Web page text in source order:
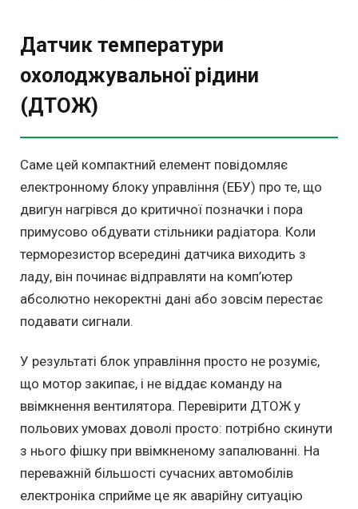
Датчик температури
охолоджувальної рідини
(ДТОЖ)
Саме цей компактний елемент повідомляє
електронному блоку управління (ЕБУ) про те, що
двигун нагрівся до критичної позначки і пора
примусово обдувати стільники радіатора. Коли
терморезистор всередині датчика виходить з
ладу, він починає відправляти на комп’ютер
абсолютно некоректні дані або зовсім перестає
подавати сигнали.
У результаті блок управління просто не розуміє,
що мотор закипає, і не віддає команду на
ввімкнення вентилятора. Перевірити ДТОЖ у
польових умовах доволі просто: потрібно скинути
з нього фішку при ввімкненому запалюванні. На
переважній більшості сучасних автомобілів
електроніка сприйме це як аварійну ситуацію